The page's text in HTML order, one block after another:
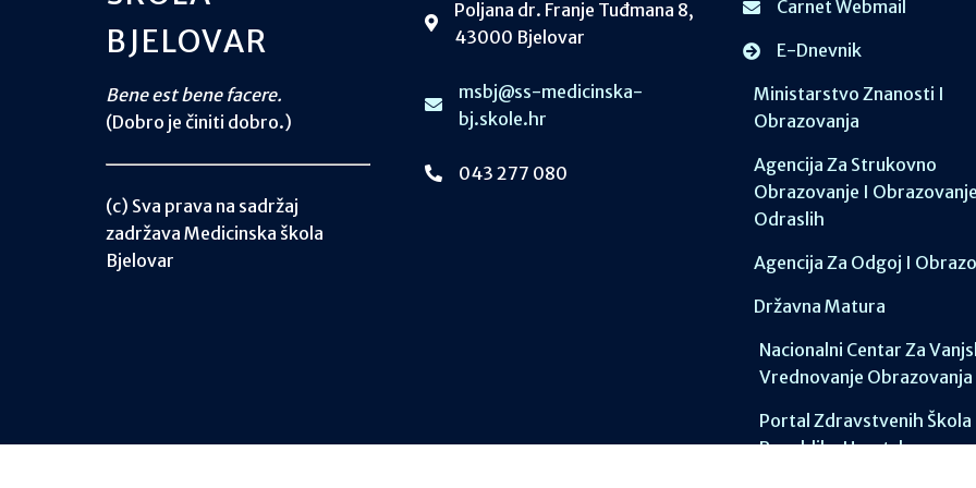
BJELOVAR
Bene est bene facere.
(Dobro je činiti dobro.)
(c) Sva prava na sadržaj
zadržava Medicinska škola
Bjelovar
Poljana dr. Franje Tuđmana 8,
43000 Bjelovar
msbj@ss-medicinska-
bj.skole.hr
043 277 080
Carnet Webmail
E-Dnevnik
Ministarstvo Znanosti I
Obrazovanja
Agencija Za Strukovno
Obrazovanje I Obrazovanje
Odraslih
Agencija Za Odgoj I
Državna Matura
Nacionalni Centar Za
Vrednovanje Obrazovanja
Portal Zdravstvenih Škola
Republike Hrvatske